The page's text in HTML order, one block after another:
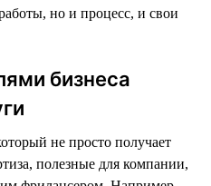
но и процесс, и свои
бизнеса
не просто получает
полезные для компании,